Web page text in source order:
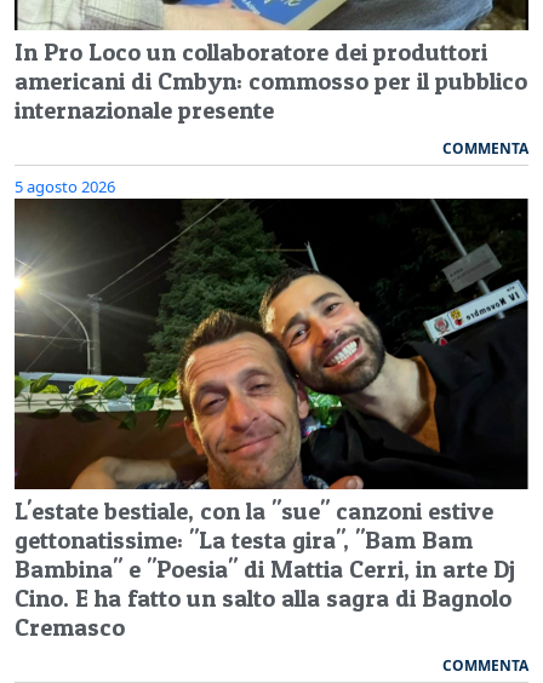
In Pro Loco un collaboratore dei produttori
americani di Cmbyn: commosso per il pubblico
internazionale presente
COMMENTA
5 agosto 2026
L'estate bestiale, con la "sue" canzoni estive
gettonatissime: "La testa gira", "Bam Bam
Bambina" e "Poesia" di Mattia Cerri, in arte Dj
Cino. E ha fatto un salto alla sagra di Bagnolo
Cremasco
COMMENTA